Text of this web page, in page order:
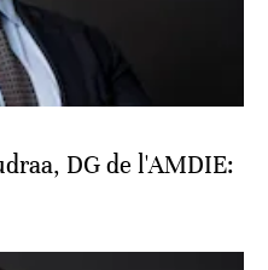
DG de l'AMDIE: